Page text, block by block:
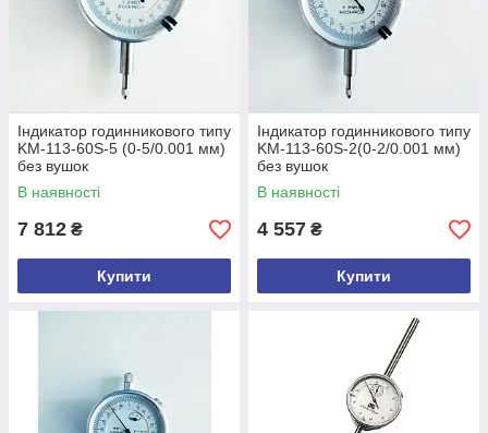
Індикатор годинникового типу
KM-113-60S-5 (0-5/0.001 мм)
без вушок
В наявності
7 812 ₴
Купити
Індикатор годинникового типу
KM-113-60S-2(0-2/0.001 мм)
без вушок
В наявності
4 557 ₴
Купити